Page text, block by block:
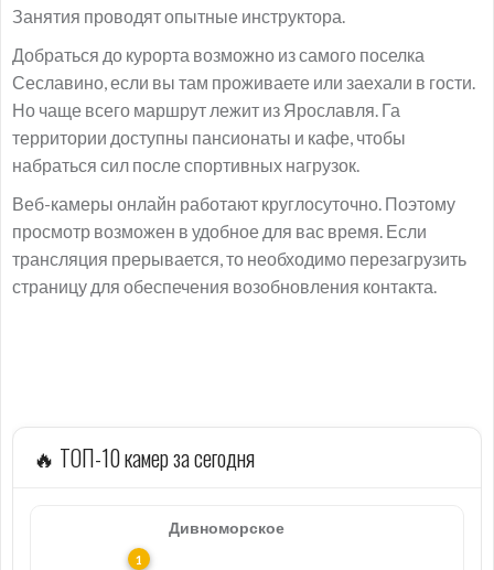
Занятия проводят опытные инструктора.
Добраться до курорта возможно из самого поселка
Сеславино, если вы там проживаете или заехали в гости.
Но чаще всего маршрут лежит из Ярославля. Га
территории доступны пансионаты и кафе, чтобы
набраться сил после спортивных нагрузок.
Веб-камеры онлайн работают круглосуточно. Поэтому
просмотр возможен в удобное для вас время. Если
трансляция прерывается, то необходимо перезагрузить
страницу для обеспечения возобновления контакта.
🔥 ТОП-10 камер за сегодня
Дивноморское